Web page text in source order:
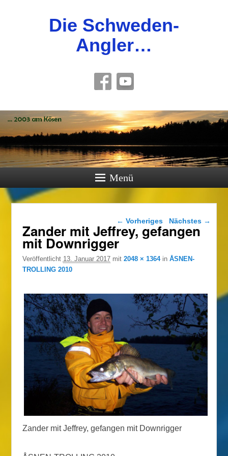
Die Schweden-
Angler…
Menü
Bilder-Navigation
← Vorheriges Nächstes →
Zander mit Jeffrey, gefangen
mit Downrigger
Veröffentlicht 13. Januar 2017mit 2048 × 1364in ÅSNEN-
TROLLING 2010
Zander mit Jeffrey, gefangen mit Downrigger